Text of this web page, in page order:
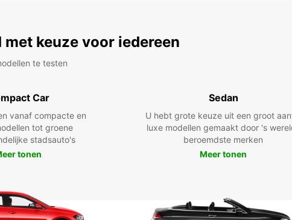
met keuze voor iedereen
te testen
Car
vanaf compacte en
tot groene
stadsauto's
tonen
Sedan
U hebt grote keuze uit een groot
luxe modellen gemaakt door 's
beroemdste merken
Meer tonen